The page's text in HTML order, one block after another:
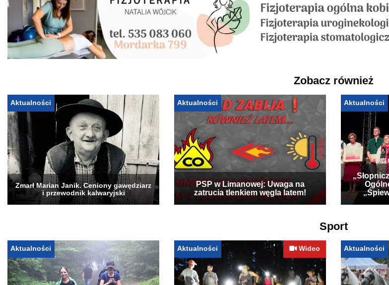
Zobacz również
Aktualności
Zmarł Marian Janik. Ceniony gawędziarz
i przewodnik kalwaryjski
Aktualności
PSP w Limanowej: Uwaga na
zatrucia tlenkiem węgla latem!
Aktualności
Sport
Aktualności Aktualności Wideo Aktualności